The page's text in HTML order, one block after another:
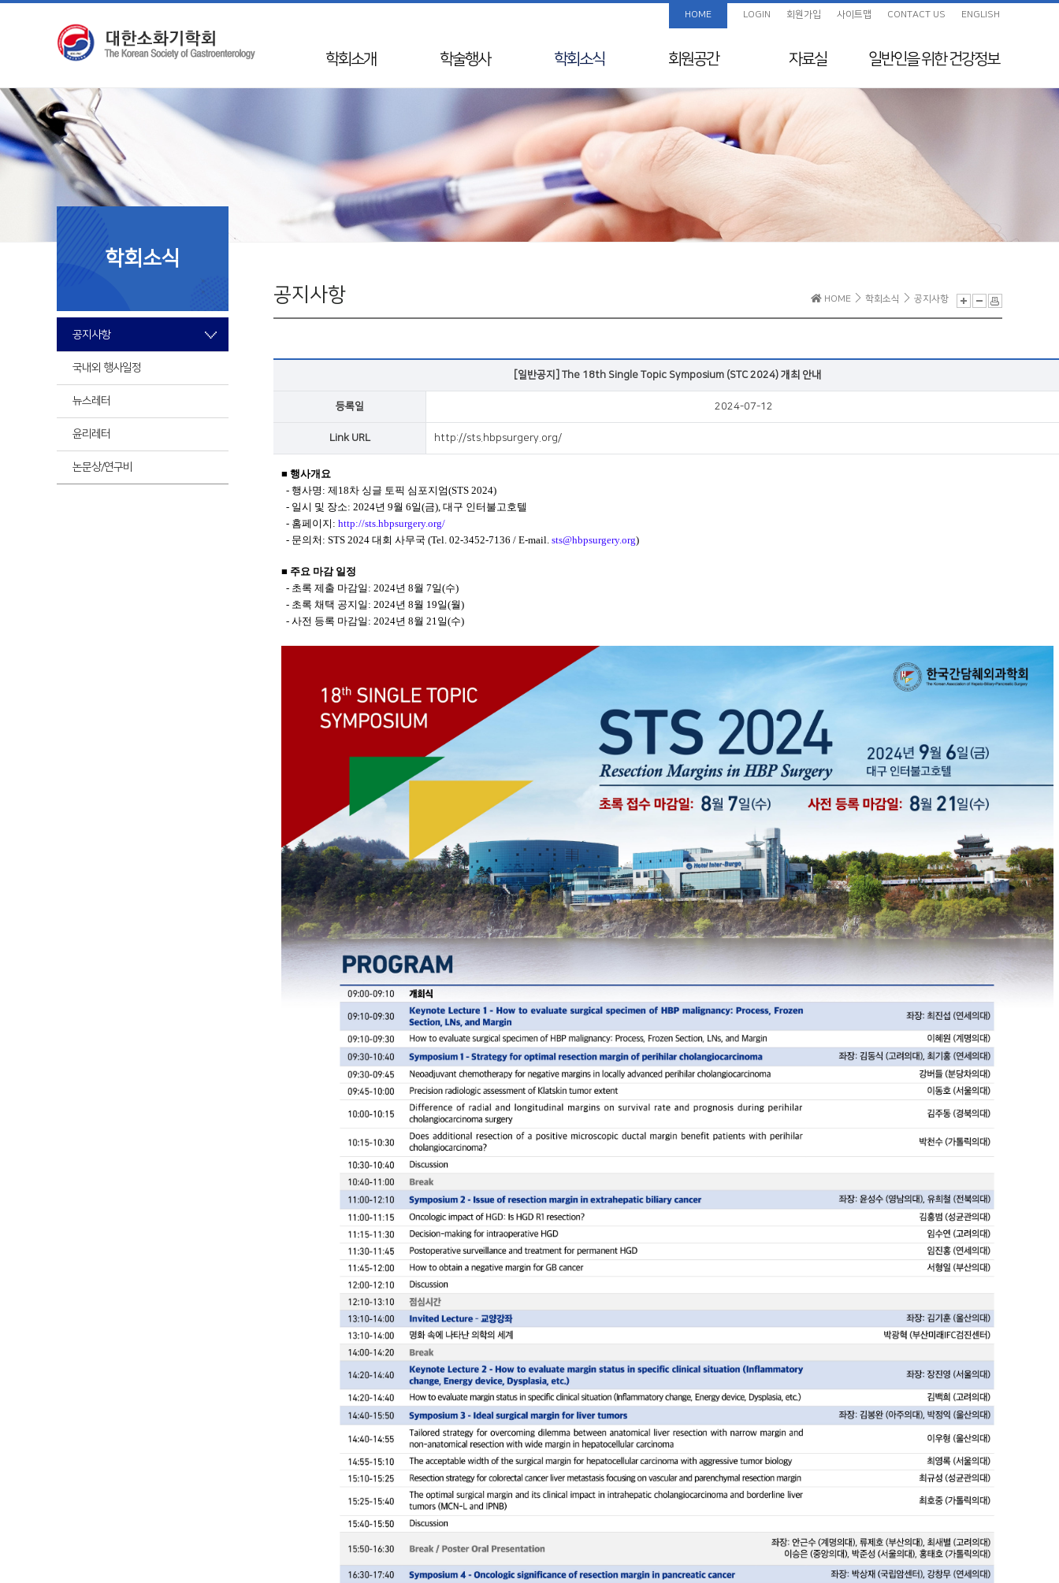
학회소개
Mission & Vision
학회연혁
50년사
임원진
국제교류
회칙
학술행사
학술행사 리스트
춘계학술대회
추계학술대회
SIDDS
KDDW
APDW
학회소식
공지사항
국내외 행사일정
뉴스레터
윤리레터
논문상/연구비
회원공간
사진/화보
회원 검색
해외학회지원
자료실
임상진료지침 정보센
교육자료
전임의 교육목표
보험정보 및 Q&A
지도전문의
전공의를 위한 E-
일반인을 위한건강정보
일반인을 위한 건강정보
HOME LOGIN 회원가입 사이트맵 CONTACT US ENGLISH
공지사항 HOME 학회소식 공지사항
학회소식
공지사항
국내외 행사일정
뉴스레터
윤리레터
논문상/연구비
[일반공지] The 18th Single Topic Symposium (STC 2024) 개최 안내
등록일 2024-07-12
Link URL http://sts.hbpsurgery.org/
■ 행사개요
- 행사명 : 제 18차 싱글 토픽 심포지엄(STS 2024)
- 일시 및 장소: 2024년 9월 6일(금), 대구 인터불고호텔
- 홈페이지 : http://sts.hbpsurgery.org/
- 문의처 : STS 2024 대회 사무국 (Tel. 02-3452-7136 / E-mail. sts@hbpsurgery.org)
■ 주요 마감 일정
- 초록 제출 마감일 : 2024년 8월 7일(수)
- 초록 채택 공지일 : 2024년 8월 19일(월)
- 사전 등록 마감일 : 2024년 8월 21일(수)